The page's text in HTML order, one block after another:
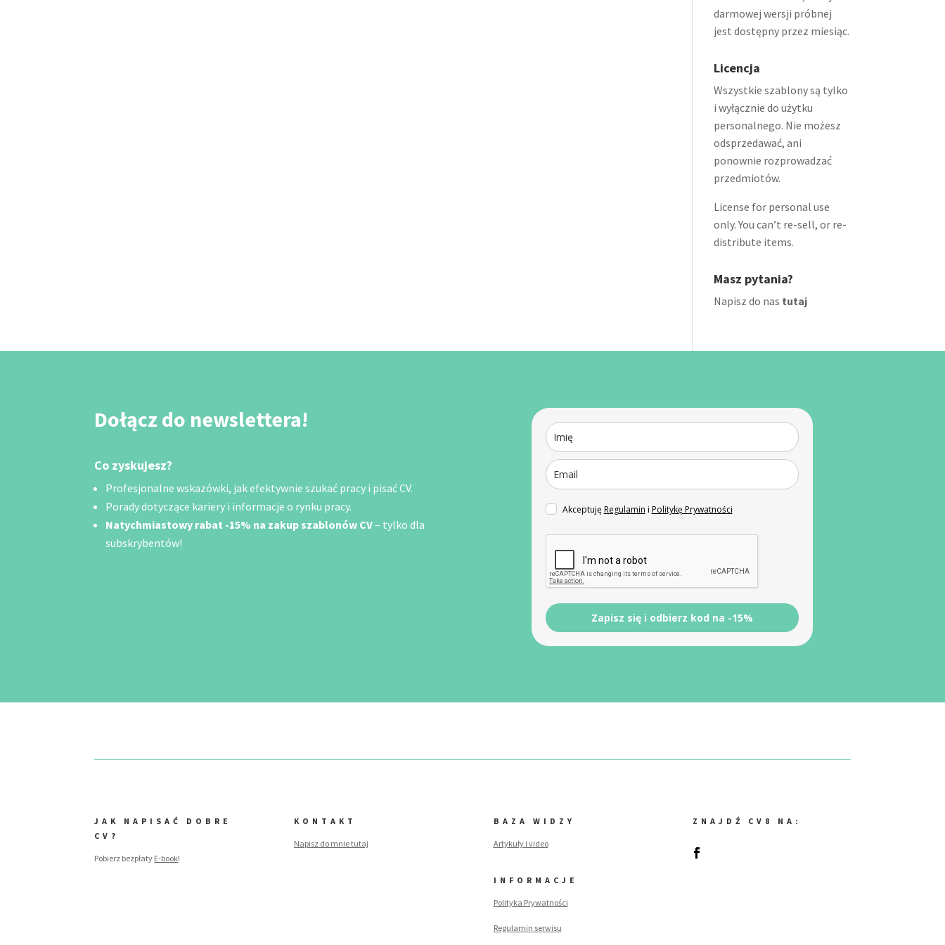
darmowej wersji próbnej
jest dostępny przez miesiąc.
Licencja
Wszystkie szablony są tylko
i wyłącznie do użytku
personalnego. Nie możesz
odsprzedawać, ani
ponownie rozprowadzać
przedmiotów.
License for personal use
only. You can’t re-sell, or re-
distribute items.
Masz pytania?
Napisz do nas tutaj
Dołącz do newslettera!
Co zyskujesz?
Profesjonalne wskazówki, jak efektywnie szukać pracy i pisać CV.
Porady dotyczące kariery i informacje o rynku pracy.
Natychmiastowy rabat -15% na zakup szablonów CV– tylko dla
subskrybentów!
AkceptujęRegulamin i Politykę Prywatności
Zapisz się i odbierz kod na -15%
JAK NAPISAĆ DOBRE
CV?
Pobierz bezpłaty E-book!
KONTAKT
Napisz do mnie tutaj
BAZA WIDZY
Artykuły i video
INFORMACJE
Polityka Prywatności
Regulamin serwisu
ZNAJDŹ CV8 NA: